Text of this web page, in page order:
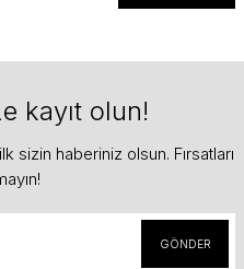
kayıt olun!
sizin haberiniz olsun. Fırsatları
GÖNDER